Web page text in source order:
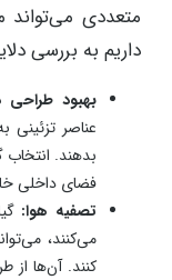
متعددی
داریم به بررسی
بهبود طراحی
عناصر تزئینی
بدهند. انتخاب
فضای داخلی
تصفیه هوا:
می‌کنند،
کنند. آن‌ها از